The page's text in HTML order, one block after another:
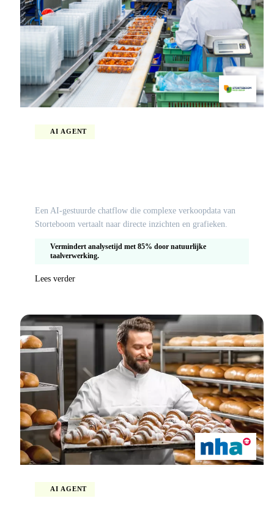
AI AGENT
Een AI-gestuurde chatflow die complexe verkoopdata van
Storteboom vertaalt naar directe inzichten en grafieken.
Vermindert analysetijd met 85% door natuurlijke
taalverwerking.
Lees verder
AI AGENT